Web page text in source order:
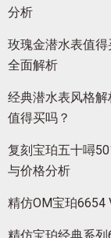
分析
玫瑰金潜水表值
全面解析
经典潜水表风格
值得买吗？
复刻宝珀五十噚
与价格分析
精仿OM宝珀6654